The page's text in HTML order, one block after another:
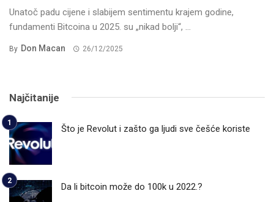
Unatoč padu cijene i slabijem sentimentu krajem godine,
fundamenti Bitcoina u 2025. su „nikad bolji“, ...
By Don Macan 26/12/2025
Najčitanije
Što je Revolut i zašto ga ljudi sve češće koriste
Da li bitcoin može do 100k u 2022.?